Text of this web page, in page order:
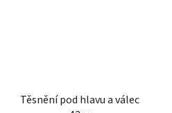
Těsnění pod hlavu a válec